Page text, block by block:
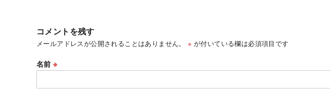
コメントを残す
メールアドレスが公開されることはありません。 ※ が付いている欄は必須項目です
名前※